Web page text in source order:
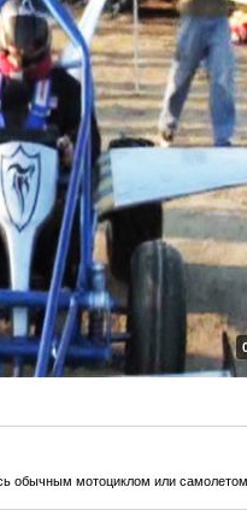
обычным мотоциклом или